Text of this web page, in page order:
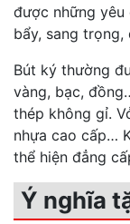
được những yêu
bẩy, sang
Bút ký thường
vàng, bạc,
thép không gỉ.
nhựa cao cấp…
thể hiện đẳng
Ý nghĩa